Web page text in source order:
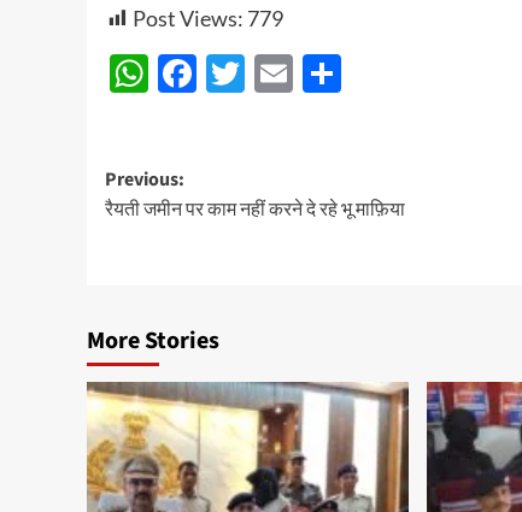
Post Views: 779
WhatsApp
Facebook
Twitter
Email
Post
navigation
Previous:
रैयती जमीन पर काम नहीं करने दे रहे भू माफ़िया
More Stories